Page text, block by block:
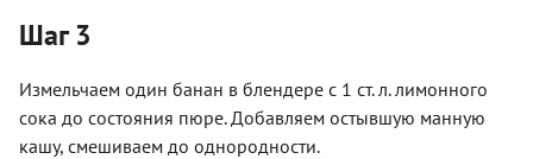
Шаг 3
Измельчаем один банан в блендере с 1 ст. л. лимонного
сока до состояния пюре. Добавляем остывшую манную
кашу, смешиваем до однородности.